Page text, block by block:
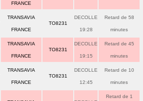
FRANCE
TRANSAVIA
FRANCE
TO8231
DECOLLE
19:28
Retard de 58
minutes
TRANSAVIA
FRANCE
TO8231
DECOLLE
19:15
Retard de 45
minutes
TRANSAVIA
FRANCE
TO8231
DECOLLE
12:45
Retard de 10
minutes
Retard de 1